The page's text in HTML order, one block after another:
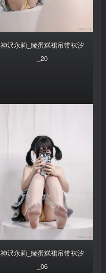
神沢永莉_绫蛋糕裙吊带袜汐
_20
神沢永莉_绫蛋糕裙吊带袜汐
_06